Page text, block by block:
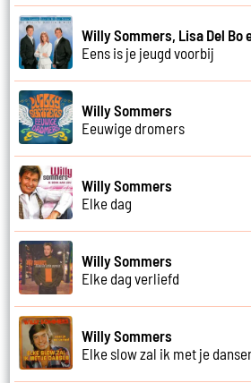
Willy Sommers, Lisa Del Bo
Eens is je jeugd voorbij
Willy Sommers
Eeuwige dromers
Willy Sommers
Elke dag
Willy Sommers
Elke dag verliefd
Willy Sommers
Elke slow zal ik met je